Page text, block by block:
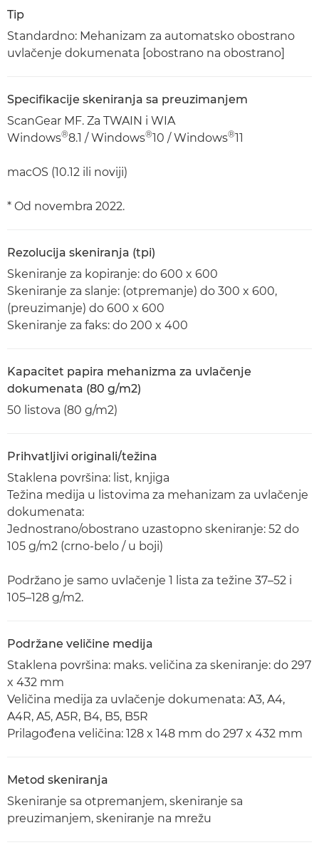
Tip
Standardno: Mehanizam za automatsko obostrano
uvlačenje dokumenata [obostrano na obostrano]
Specifikacije skeniranja sa preuzimanjem
ScanGear MF. Za TWAIN i WIA
Windows®8.1 / Windows®10 / Windows®11
macOS (10.12 ili noviji)
* Od novembra 2022.
Rezolucija skeniranja (tpi)
Skeniranje za kopiranje: do 600 x 600
Skeniranje za slanje: (otpremanje) do 300 x 600,
(preuzimanje) do 600 x 600
Skeniranje za faks: do 200 x 400
Kapacitet papira mehanizma za uvlačenje
dokumenata (80 g/m2)
50 listova (80 g/m2)
Prihvatljivi originali/težina
Staklena površina: list, knjiga
Težina medija u listovima za mehanizam za uvlačenje
dokumenata:
Jednostrano/obostrano uzastopno skeniranje: 52 do
105 g/m2 (crno-belo / u boji)
Podržano je samo uvlačenje 1 lista za težine 37–52 i
105–128 g/m2.
Podržane veličine medija
Staklena površina: maks. veličina za skeniranje: do 297
x 432 mm
Veličina medija za uvlačenje dokumenata: A3, A4,
A4R, A5, A5R, B4, B5, B5R
Prilagođena veličina: 128 x 148 mm do 297 x 432 mm
Metod skeniranja
Skeniranje sa otpremanjem, skeniranje sa
preuzimanjem, skeniranje na mrežu